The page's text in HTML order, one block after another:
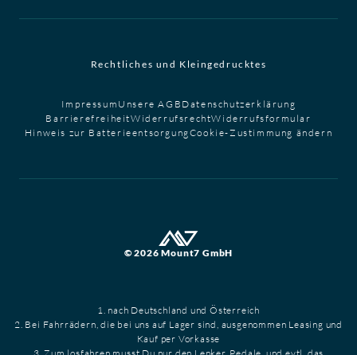
Rechtliches und Kleingedrucktes
Impressum Unsere AGB Datenschutzerklärung
BarrierefreiheitWiderrufsrechtWiderrufsformular
Hinweis zur BatterieentsorgungCookie-Zustimmung ändern
© 2026 Mount7 GmbH
1. nach Deutschland und Österreich
2. Bei Fahrrädern, die bei uns auf Lager sind, ausgenommen Leasing und
Kauf per Vorkasse